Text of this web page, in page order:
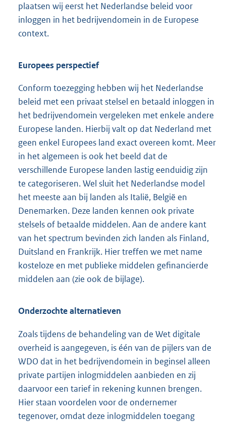
plaatsen wij eerst het Nederlandse beleid voor
inloggen in het bedrijvendomein in de Europese
context.
Europees perspectief
Conform toezegging hebben wij het Nederlandse
beleid met een privaat stelsel en betaald inloggen in
het bedrijvendomein vergeleken met enkele andere
Europese landen. Hierbij valt op dat Nederland met
geen enkel Europees land exact overeen komt. Meer
in het algemeen is ook het beeld dat de
verschillende Europese landen lastig eenduidig zijn
te categoriseren. Wel sluit het Nederlandse model
het meeste aan bij landen als Italië, België en
Denemarken. Deze landen kennen ook private
stelsels of betaalde middelen. Aan de andere kant
van het spectrum bevinden zich landen als Finland,
Duitsland en Frankrijk. Hier treffen we met name
kosteloze en met publieke middelen gefinancierde
middelen aan (zie ook de bijlage).
Onderzochte alternatieven
Zoals tijdens de behandeling van de Wet digitale
overheid is aangegeven, is één van de pijlers van de
WDO dat in het bedrijvendomein in beginsel alleen
private partijen inlogmiddelen aanbieden en zij
daarvoor een tarief in rekening kunnen brengen.
Hier staan voordelen voor de ondernemer
tegenover, omdat deze inlogmiddelen toegang